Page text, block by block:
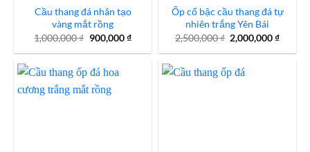
Cầu thang đá nhân tạo
vàng mắt rồng
1,000,000₫ Giá
là:
1,000,000 ₫.
900,000₫Giá
tại
900,000 ₫.
Ốp cổ bậc cầu thang đá tự
nhiên trắng Yên Bái
2,500,000₫ Giá
gốc
là:
2,500,000 ₫.
2,000,000₫Giá
tại